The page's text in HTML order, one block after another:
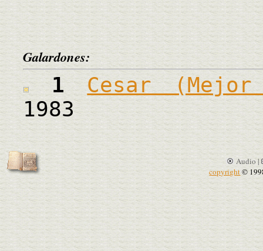
Galardones:
1 Cesar
1983
Audio |
copyright©